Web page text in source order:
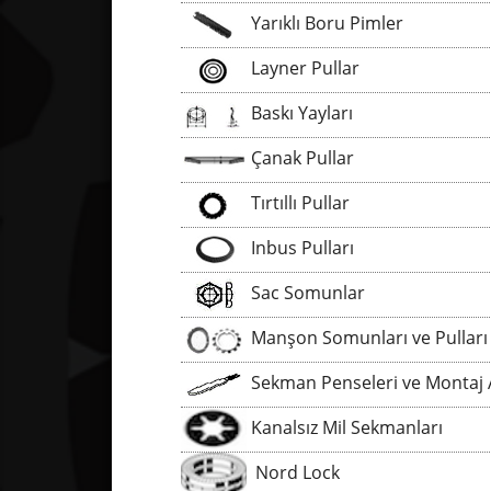
Yarıklı Boru Pimler
Layner Pullar
Baskı Yayları
Çanak Pullar
Tırtıllı Pullar
Inbus Pulları
Sac Somunlar
Manşon Somunları ve Pulları
Sekman Penseleri ve Montaj
Kanalsız Mil Sekmanları
Nord Lock